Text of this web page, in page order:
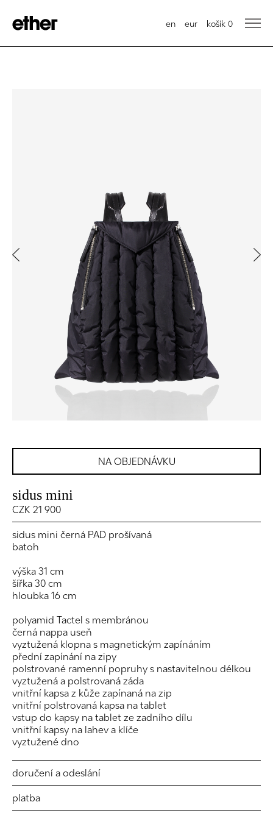
en eur košík 0
Previous
NA OBJEDNÁVKU
sidus mini
CZK 21 900
sidus mini černá PAD prošívaná
batoh
výška 31 cm
šířka 30 cm
hloubka 16 cm
polyamid Tactel s membránou
černá nappa useň
vyztužená klopna s magnetickým zapínáním
přední zapínání na zipy
polstrované ramenní popruhy s nastavitelnou délkou
vyztužená a polstrovaná záda
vnitřní kapsa z kůže zapínaná na zip
vnitřní polstrovaná kapsa na tablet
vstup do kapsy na tablet ze zadního dílu
vnitřní kapsy na lahev a klíče
vyztužené dno
doručení a odeslání
platba